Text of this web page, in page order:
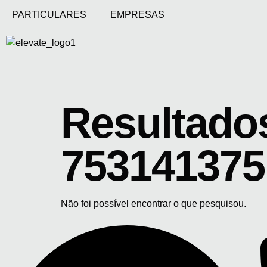
PARTICULARES EMPRESAS
Não foi possível encontrar o que pesquisou.